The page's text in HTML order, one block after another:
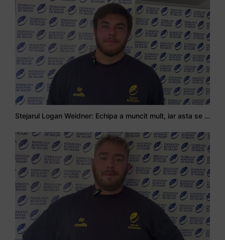
Stejarul Logan Weidner: Echipa a muncit mult, iar asta se va vedea în meciurile de la Nations Cup